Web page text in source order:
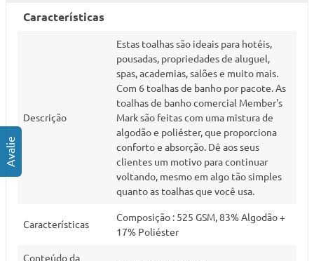
Características
Descrição
Estas toalhas são ideais para hotéis,
pousadas, propriedades de aluguel,
spas, academias, salões e muito mais.
Com 6 toalhas de banho por pacote. As
toalhas de banho comercial Member's
Mark são feitas com uma mistura de
algodão e poliéster, que proporciona
conforto e absorção. Dê aos seus
clientes um motivo para continuar
voltando, mesmo em algo tão simples
quanto as toalhas que você usa.
Características
Composição : 525 GSM, 83% Algodão +
17% Poliéster
Conteúdo da